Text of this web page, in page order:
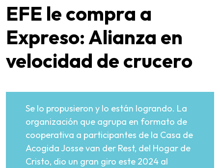
EFE le compra a
Expreso: Alianza en
velocidad de crucero
Se lo propusieron y lo están logrando. La
organización que agrupa en formato de
cooperativa a participantes de la Casa de
Acogida Josse van der Rest, del Hogar de
Cristo, dio un gran giro este 2024 al